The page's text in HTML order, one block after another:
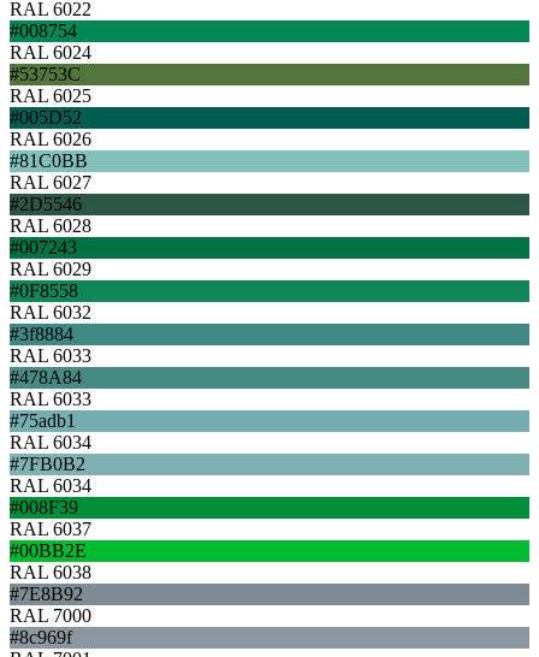
RAL 6022
#008754
RAL 6024
#53753C
RAL 6025
#005D52
RAL 6026
#81C0BB
RAL 6027
#2D5546
RAL 6028
#007243
RAL 6029
#0F8558
RAL 6032
#3f8884
RAL 6033
#478A84
RAL 6033
#75adb1
RAL 6034
#7FB0B2
RAL 6034
#008F39
RAL 6037
#00BB2E
RAL 6038
#7E8B92
RAL 7000
#8c969f